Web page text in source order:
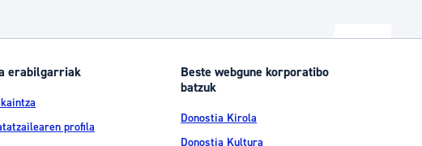
erabilgarriak
profila
Beste webgune korporatibo
batzuk
Donostia Kirola
Donostia Kultura